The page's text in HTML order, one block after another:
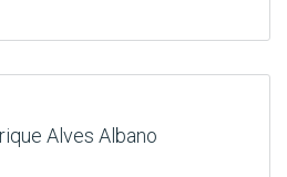
Alves Albano